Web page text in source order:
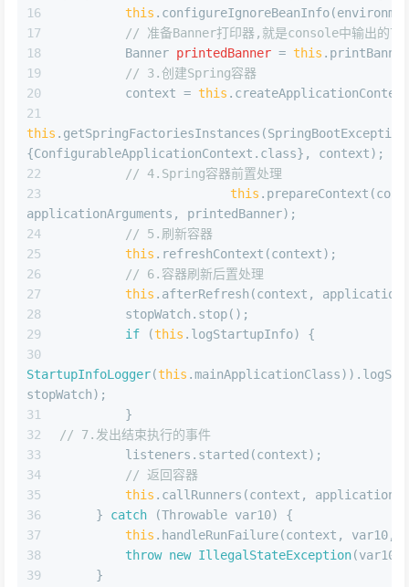
this
// 准备Banner打印器,就是console中输出的艺
Banner printedBanner = this
// 3.创建Spring容器
         context =
this
this
{ConfigurableApplicationContext.class}, context);
// 4.Spring容器前置处理
this
applicationArguments, printedBanner);
// 5.刷新容器
this .refreshContext(context);
// 6.容器刷新后置处理
this .afterRefresh(context,
         stopWatch.stop();
if (this .logStartupInfo) {
StartupInfoLogger(this
stopWatch);
         }
// 7.发出结束执行的事件
         listeners.started(context);
// 返回容器
this .callRunners(context,
     }
catch (Throwable var10) {
this .handleRunFailure(context,
throw new IllegalStateException(var10);
     }